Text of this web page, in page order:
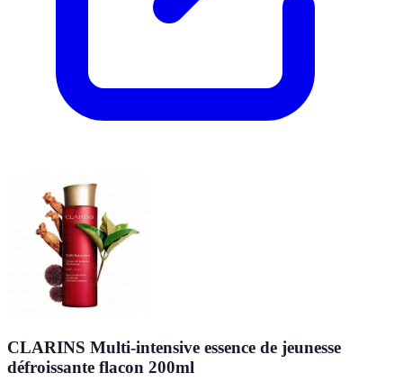
CLARINS Multi-intensive essence de jeunesse
défroissante flacon 200ml